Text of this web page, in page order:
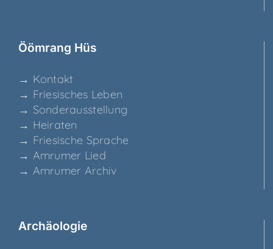
Ööm­rang Hüs
→ Kon­takt
→ Frie­si­sches Leben
→ Son­der­aus­stel­lung
→ Hei­ra­ten
→ Frie­si­sche Sprache
→ Amru­mer Lied
→ Amru­mer Archiv
Archäo­lo­gie